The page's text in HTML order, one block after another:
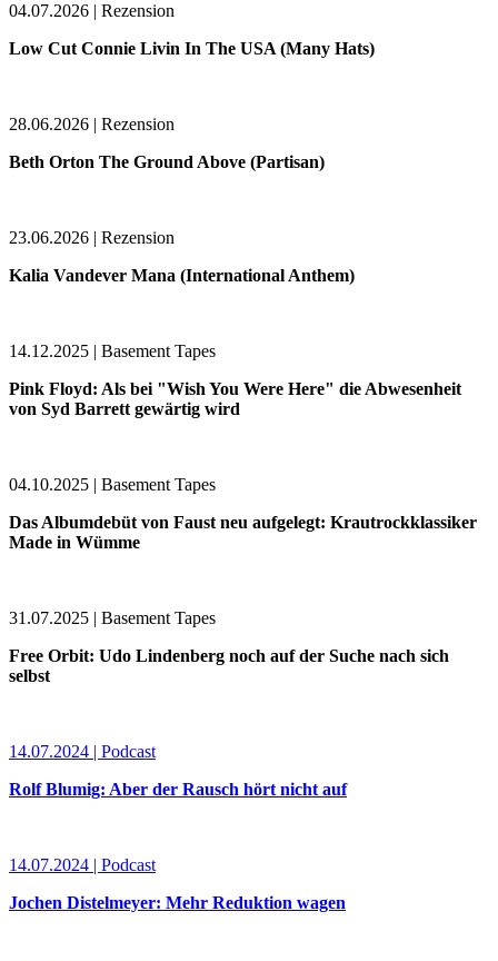
04.07.2026 | Rezension
Low Cut Connie Livin In The USA (Many Hats)
28.06.2026 | Rezension
Beth Orton The Ground Above (Partisan)
23.06.2026 | Rezension
Kalia Vandever Mana (International Anthem)
14.12.2025 | Basement Tapes
Pink Floyd: Als bei "Wish You Were Here" die Abwesenheit
von Syd Barrett gewärtig wird
04.10.2025 | Basement Tapes
Das Albumdebüt von Faust neu aufgelegt: Krautrockklassiker
Made in Wümme
31.07.2025 | Basement Tapes
Free Orbit: Udo Lindenberg noch auf der Suche nach sich
selbst
14.07.2024 | Podcast
Rolf Blumig: Aber der Rausch hört nicht auf
14.07.2024 | Podcast
Jochen Distelmeyer: Mehr Reduktion wagen